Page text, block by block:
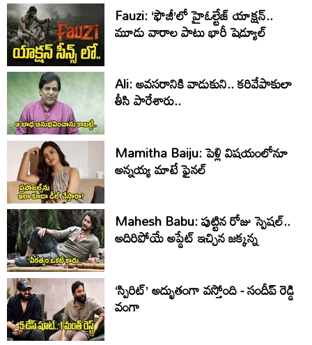
Fauzi: ‘ఫౌజీ’లో హైఓల్టేజ్‌ యాక్షన్‌..
మూడు వారాల పాటు భారీ షెడ్యూల్‌
Ali: అవసరానికి వాడుకుని.. కరివేపాకులా
తీసి పారేశారు..
Mamitha Baiju: పెళ్లి విషయంలోనూ
అన్నయ్య మాటే ఫైనల్‌
Mahesh Babu: పుట్టిన రోజు స్పెషల్..
అదిరిపోయే అప్డేట్ ఇచ్చిన జక్కన్న
‘స్పిరిట్’ అద్భుతంగా వస్తోంది - సందీప్ రెడ్డి
వంగా